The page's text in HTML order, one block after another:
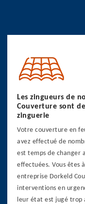
Les zingueurs de
Couverture sont
zinguerie
Votre couverture en
avez effectué de
est temps de changer
effectuées. Vous êtes
entreprise Dorkeld
interventions en
leur état est jugé trop